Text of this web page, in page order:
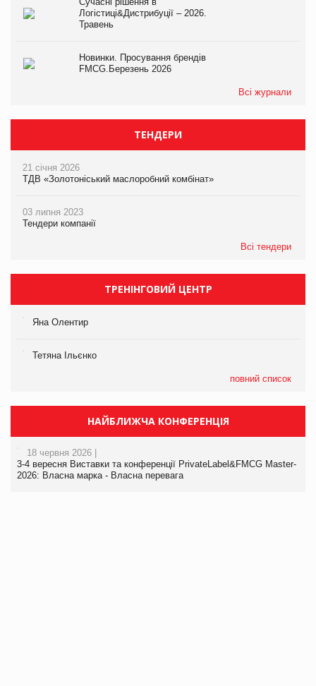
Логістиці&Дистрибуції – 2026.
Травень
Новинки. Просування брендів
FMCG.Березень 2026
Всі журнали
ТЕНДЕРИ
21 січня 2026
ТДВ «Золотоніський маслоробний комбінат»
03 липня 2023
Тендери компанії
Всі тендери
ТРЕНІНГОВИЙ ЦЕНТР
Яна Олентир
Тетяна Ільєнко
повний список
НАЙБЛИЖЧА КОНФЕРЕНЦІЯ
18 червня 2026 |
3-4 вересня Виставки та конференції PrivateLabel&FMCG Master-
2026: Власна марка - Власна перевага